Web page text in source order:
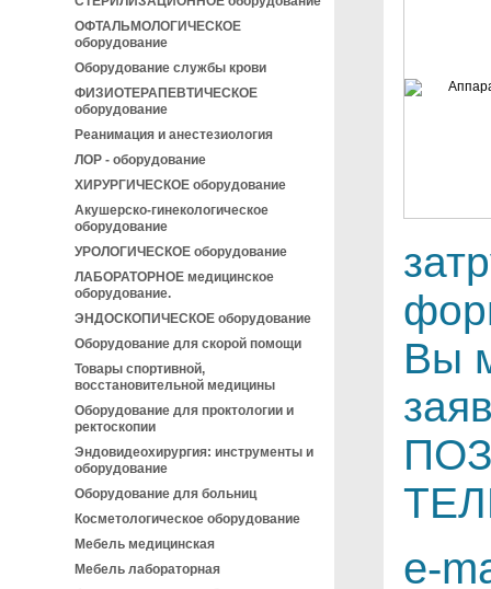
ОФТАЛЬМОЛОГИЧЕСКОЕ
оборудование
Оборудование службы крови
ФИЗИОТЕРАПЕВТИЧЕСКОЕ
оборудование
Реанимация и анестезиология
ЛОР - оборудование
ХИРУРГИЧЕСКОЕ оборудование
Акушерско-гинекологическое
оборудование
УРОЛОГИЧЕСКОЕ оборудование
ЛАБОРАТОРНОЕ медицинское
оборудование.
ЭНДОСКОПИЧЕСКОЕ оборудование
Оборудование для скорой помощи
Товары спортивной,
восстановительной медицины
Оборудование для проктологии и
ректоскопии
Эндовидеохирургия: инструменты и
оборудование
Оборудование для больниц
Косметологическое оборудование
Мебель медицинская
Мебель лабораторная
Вы
e-